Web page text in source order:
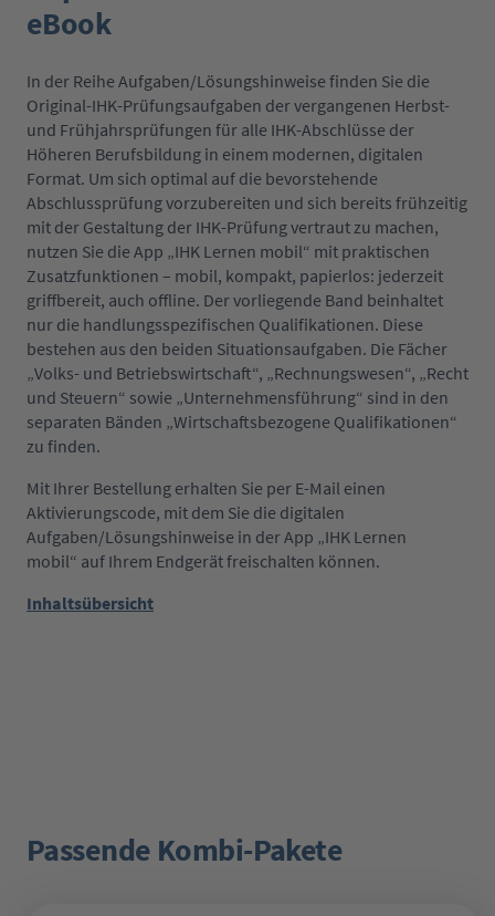
eBook
In der Reihe Aufgaben/Lösungshinweise finden Sie die
Original-IHK-Prüfungsaufgaben der vergangenen Herbst-
und Frühjahrsprüfungen für alle IHK-Abschlüsse der
Höheren Berufsbildung in einem modernen, digitalen
Format. Um sich optimal auf die bevorstehende
Abschlussprüfung vorzubereiten und sich bereits frühzeitig
mit der Gestaltung der IHK-Prüfung vertraut zu machen,
nutzen Sie die App „IHK Lernen mobil“ mit praktischen
Zusatzfunktionen – mobil, kompakt, papierlos: jederzeit
griffbereit, auch offline. Der vorliegende Band beinhaltet
nur die handlungsspezifischen Qualifikationen. Diese
bestehen aus den beiden Situationsaufgaben. Die Fächer
„Volks- und Betriebswirtschaft“, „Rechnungswesen“, „Recht
und Steuern“ sowie „Unternehmensführung“ sind in den
separaten Bänden „Wirtschaftsbezogene Qualifikationen“
zu finden.
Mit Ihrer Bestellung erhalten Sie per E-Mail einen
Aktivierungscode, mit dem Sie die digitalen
Aufgaben/Lösungshinweise in der App „IHK Lernen
mobil“ auf Ihrem Endgerät freischalten können.
Inhaltsübersicht
Produktgalerie überspringen
Passende Kombi-Pakete